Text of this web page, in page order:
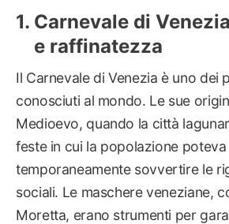
Carnevale di
e raffinatezza
Il Carnevale di Venezia è uno dei
conosciuti al mondo. Le sue
Medioevo, quando la città
feste in cui la popolazione poteva
temporaneamente sovvertire le
sociali. Le maschere veneziane,
Moretta, erano strumenti per